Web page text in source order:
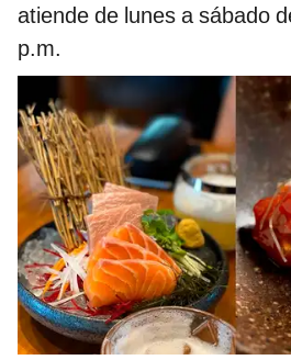
atiende de lunes a sábado
p.m.